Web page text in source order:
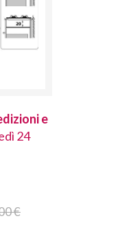
e
24
€